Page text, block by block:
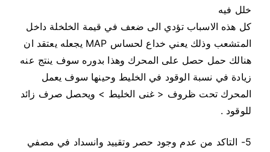
خلل فيه
كل هذه الاسباب تؤدي الى ضعف في قيمة الخلخلة داخل
المتشعب وذلك يعني خداع لحساس MAP يجعله يعتقد ان
هنالك حمل حصل على المحرك وهذا بدوره سوف ينتج عنه
زيادة في نسبة الوقود في الخليط وحينها سوف يعمل
المحرك تحت ظروف < غنى الخليط > ويحصل صرف زائد
للوقود .
5- التاكد من عدم وجود حصر وتقييد وانسداد في مصفي